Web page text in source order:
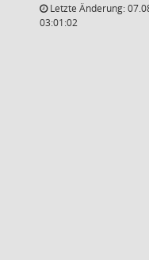
Letzte Änderung:
03:01:02